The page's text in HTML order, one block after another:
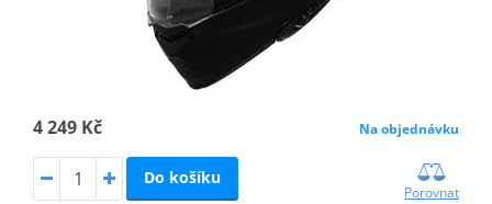
4 249 Kč Na objednávku
Do košíku
Porovnat